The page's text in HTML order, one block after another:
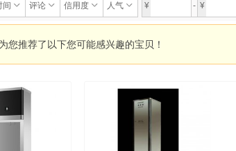
间 评论 信用度 人气 ¥ - ¥
您推荐了以下您可能感兴趣的宝贝！